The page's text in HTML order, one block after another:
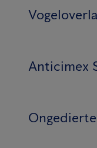
Anticimex